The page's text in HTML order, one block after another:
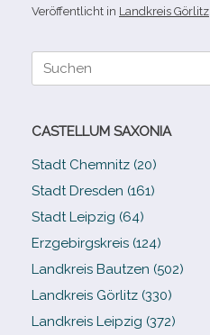
Veröffentlicht in Landkreis Görlitz
Suche
CASTELLUM SAXONIA
Stadt Chemnitz (20)
Stadt Dresden (161)
Stadt Leipzig (64)
Erzgebirgskreis (124)
Landkreis Bautzen (502)
Landkreis Görlitz (330)
Landkreis Leipzig (372)